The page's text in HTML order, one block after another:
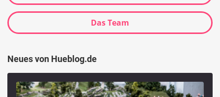
Das Team
Neues von Hueblog.de